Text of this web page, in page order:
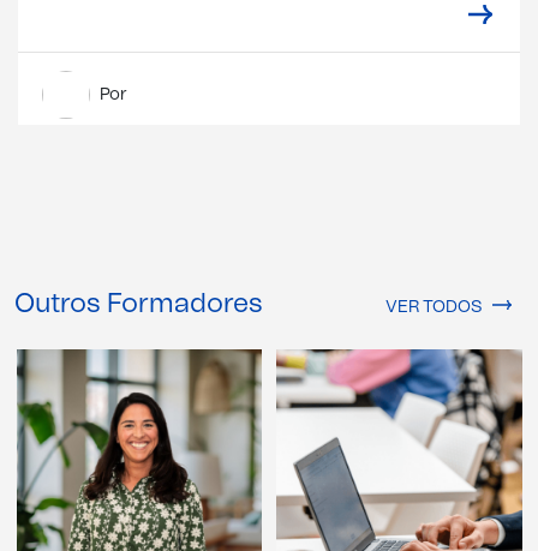
Por
Outros Formadores VER TODOS